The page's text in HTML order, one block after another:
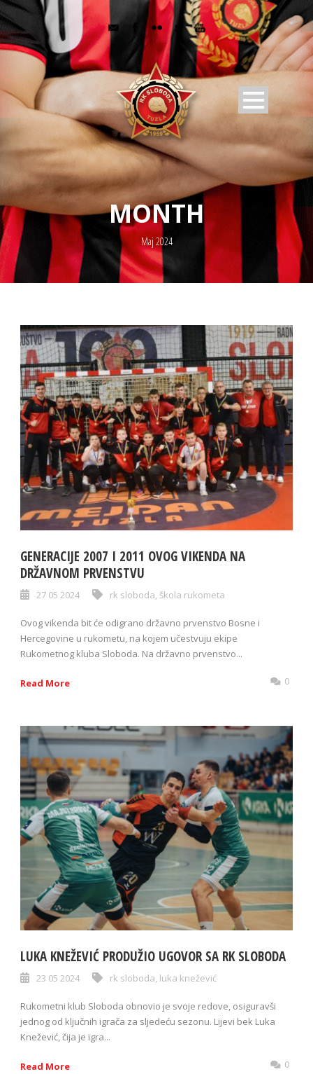
MONTH
Maj 2024
GENERACIJE 2007 I 2011 OVOG VIKENDA NA
DRŽAVNOM PRVENSTVU
27 05 2024 rk sloboda škola rukometa
Ovog vikenda bit će odigrano državno prvenstvo Bosne i
Hercegovine u rukometu, na kojem učestvuju ekipe
Rukometnog kluba Sloboda. Na državno prvenstvo...
Read More 0
LUKA KNEŽEVIĆ PRODUŽIO UGOVOR SA RK SLOBODA
23 05 2024 rk sloboda, luka knežević
Rukometni klub Sloboda obnovio je svoje redove, osiguravši
jednog od ključnih igrača za sljedeću sezonu. Lijevi bek Luka
Knežević, čija je igra...
Read More 0